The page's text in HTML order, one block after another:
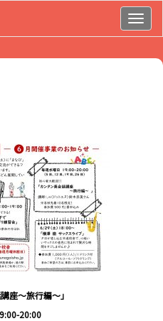
座～旅行編～」
20:00